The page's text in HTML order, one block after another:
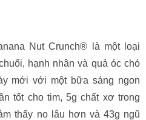
Nut Crunch® là một loại
hạnh nhân và quả óc chó
mới với một bữa sáng ngon
tốt cho tim, 5g chất xơ trong
thấy no lâu hơn và 43g ngũ